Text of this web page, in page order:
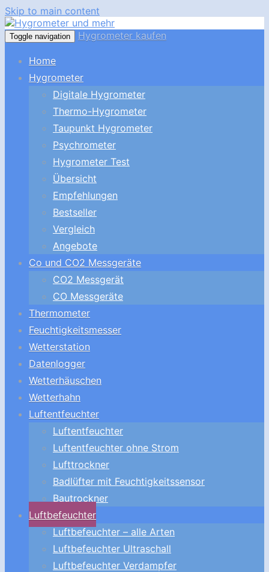
Skip to main content
Toggle navigation Hygrometer kaufen
Home
Hygrometer
Digitale Hygrometer
Thermo-Hygrometer
Taupunkt Hygrometer
Psychrometer
Hygrometer Test
Übersicht
Empfehlungen
Bestseller
Vergleich
Angebote
Co und CO2 Messgeräte
CO2 Messgerät
CO Messgeräte
Thermometer
Feuchtigkeitsmesser
Wetterstation
Datenlogger
Wetterhäuschen
Wetterhahn
Luftentfeuchter
Luftentfeuchter
Luftentfeuchter ohne Strom
Lufttrockner
Badlüfter mit Feuchtigkeitssensor
Bautrockner
Luftbefeuchter
Luftbefeuchter – alle Arten
Luftbefeuchter Ultraschall
Luftbefeuchter Verdampfer